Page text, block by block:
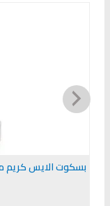
بسكوت الايس كريم